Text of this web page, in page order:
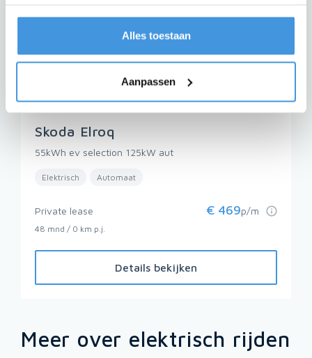
Alles toestaan
Aanpassen
Skoda Elroq
55kWh ev selection 125kW aut
Elektrisch Automaat
Private lease € 469p/m
48 mnd / 0 km p.j.
Details bekijken
Meer over elektrisch rijden